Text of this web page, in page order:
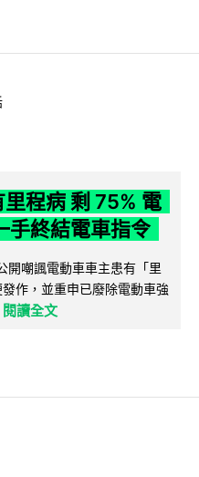
程病 剩 75% 電
手終結電車指令
開嘲諷電動車車主患有「里
作，並重申已廢除電動車強
閱讀全文